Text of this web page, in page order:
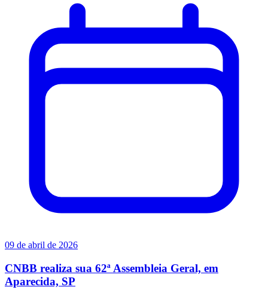
09 de abril de 2026
CNBB realiza sua 62ª Assembleia Geral, em
Aparecida, SP